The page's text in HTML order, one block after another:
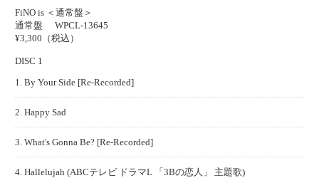
FiNO is ＜通常盤＞
通常盤
WPCL-13645
¥3,300（税込）
DISC 1
1. By Your Side [Re-Recorded]
2. Happy Sad
3. What's Gonna Be? [Re-Recorded]
4. Hallelujah (ABCテレビ ドラマL 「3Bの恋人」 主題歌)